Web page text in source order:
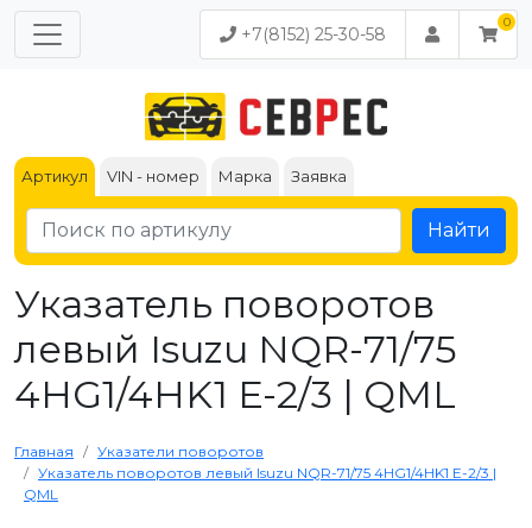
+7(8152) 25-30-58
Артикул VIN - номер Марка Заявка
Найти
Указатель поворотов
левый Isuzu NQR-71/75
4HG1/4HK1 Е-2/3 | QML
Главная
Указатели поворотов
Указатель поворотов левый Isuzu NQR-71/75 4HG1/4HK1 Е-2/3 |
QML